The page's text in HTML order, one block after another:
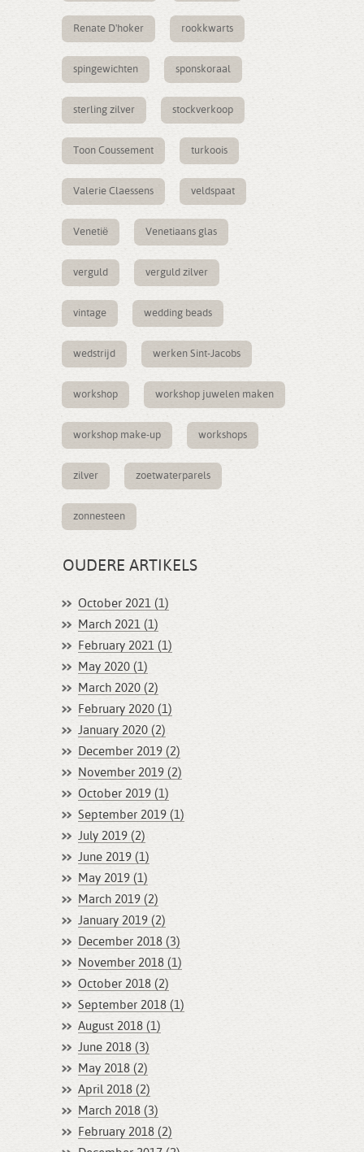
Renate D'hoker rookkwarts
spingewichten sponskoraal
sterling zilver stockverkoop
Toon Coussement turkoois
Valerie Claessens veldspaat
Venetië Venetiaans glas
verguld verguld zilver
vintage wedding beads
wedstrijd werken Sint-Jacobs
workshop workshop juwelen maken
workshop make-up workshops
zilver zoetwaterparels
zonnesteen
OUDERE ARTIKELS
October 2021 (1)
March 2021 (1)
February 2021 (1)
May 2020 (1)
March 2020 (2)
February 2020 (1)
January 2020 (2)
December 2019 (2)
November 2019 (2)
October 2019 (1)
September 2019 (1)
July 2019 (2)
June 2019 (1)
May 2019 (1)
March 2019 (2)
January 2019 (2)
December 2018 (3)
November 2018 (1)
October 2018 (2)
September 2018 (1)
August 2018 (1)
June 2018 (3)
May 2018 (2)
April 2018 (2)
March 2018 (3)
February 2018 (2)